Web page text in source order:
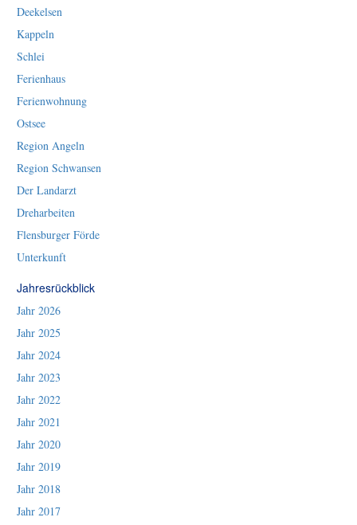
Deekelsen
Kappeln
Schlei
Ferienhaus
Ferienwohnung
Ostsee
Region Angeln
Region Schwansen
Der Landarzt
Dreharbeiten
Flensburger Förde
Unterkunft
Jahresrückblick
Jahr 2026
Jahr 2025
Jahr 2024
Jahr 2023
Jahr 2022
Jahr 2021
Jahr 2020
Jahr 2019
Jahr 2018
Jahr 2017